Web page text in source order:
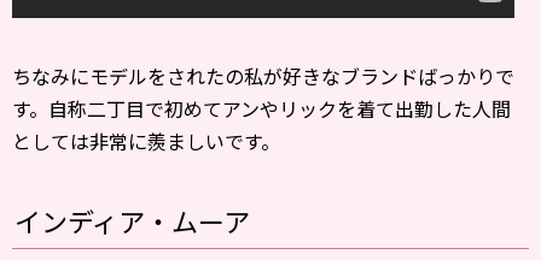
ちなみにモデルをされたの私が好きなブランドばっかりで
す。自称二丁目で初めてアンやリックを着て出勤した人間
としては非常に羨ましいです。
インディア・ムーア